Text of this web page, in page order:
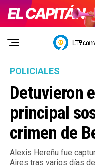
POLICIALES
Detuvieron
principal
crimen de
Alexis Hereñu fue
Aires tras varios días